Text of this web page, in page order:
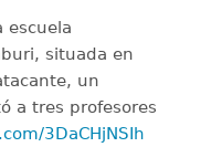
escuela
situada en
un
a tres profesores
3DaCHjNSIh